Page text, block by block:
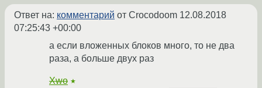
Ответ на: комментарий от Crocodoom 12.08.2018
07:25:43 +00:00
а если вложенных блоков много, то не два
раза, а больше двух раз
Xwo ★